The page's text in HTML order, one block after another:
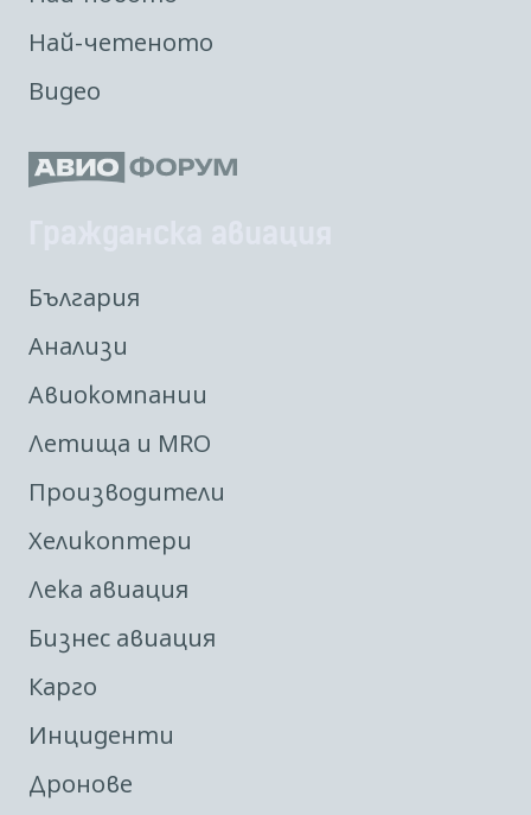
Най-четеното
Видео
България
Анализи
Авиокомпании
Летища и MRO
Производители
Хеликоптери
Лека авиация
Бизнес авиация
Карго
Инциденти
Дронове